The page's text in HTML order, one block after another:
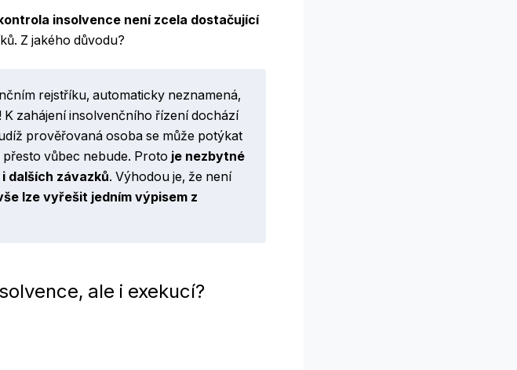
insolvence není zcela dostačující
Z jakého důvodu?
rejstříku, automaticky neznamená,
K zahájení insolvenčního řízení dochází
prověřovaná osoba se může potýkat
vůbec nebude. Proto je nezbytné
dalších závazků. Výhodou je, že není
lze vyřešit jedním výpisem z
ale i exekucí?